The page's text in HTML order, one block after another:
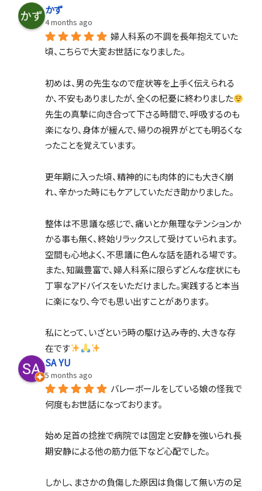
かず
4 months ago
婦人科系の不調を長年抱えていた
頃、こちらで大変お世話になりました。
初めは、男の先生なので症状等を上手く伝えられる
か、不安もありましたが、全くの杞憂に終わりました
先生の真摯に向き合って下さる時間で、呼吸するのも
楽になり、身体が緩んで、帰りの視界がとても明るくな
ったことを覚えています。
更年期に入った頃、精神的にも肉体的にも大きく崩
れ、辛かった時にもケアしていただき助かりました。
整体は不思議な感じで、痛いとか無理なテンションか
かる事も無く、終始リラックスして受けていられます。
空間も心地よく、不思議に色んな話を語れる場です。
また、知識豊富で、婦人科系に限らずどんな症状にも
丁寧なアドバイスをいただけました。実践すると本当
に楽になり、今でも思い出すことがあります。
私にとって、いざという時の駆け込み寺的、大きな存
在です
SA YU
5 months ago
バレーボールをしている娘の怪我で
何度もお世話になっております。
始め足首の捻挫で病院では固定と安静を強いられ長
期安静による他の筋力低下など心配でした。
しかし、まさかの負傷した原因は負傷して無い方の足